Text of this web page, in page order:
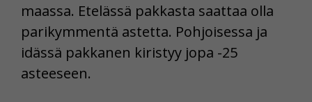
maassa. Etelässä pakkasta saattaa olla
parikymmentä astetta. Pohjoisessa ja
idässä pakkanen kiristyy jopa -25
asteeseen.